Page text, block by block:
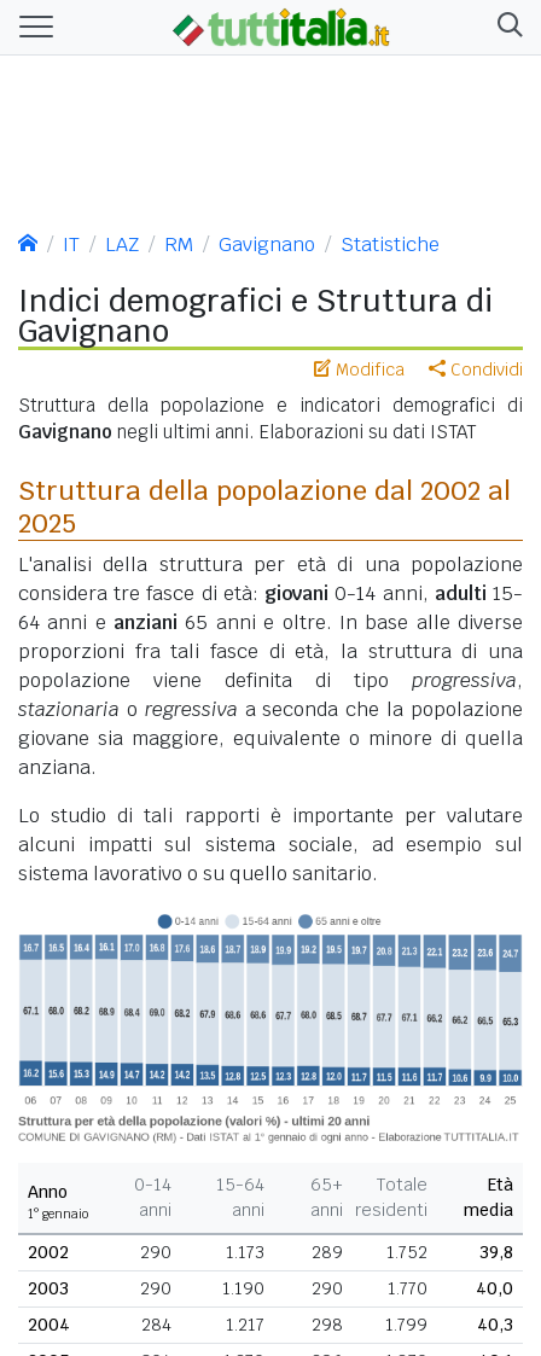
IT LAZ RM Gavignano Statistiche
Indici demografici e Struttura di
Gavignano
Modifica Condividi
Struttura della popolazione e indicatori demografici di
Gavignano negli ultimi anni. Elaborazioni su dati ISTAT
Struttura della popolazione dal 2002 al
2025
L'analisi della struttura per età di una popolazione
considera tre fasce di età: giovani 0-14 anni, adulti 15-
64 anni e anziani 65 anni e oltre. In base alle diverse
proporzioni fra tali fasce di età, la struttura di una
popolazione viene definita di tipo progressiva,
stazionaria o regressiva a seconda che la popolazione
giovane sia maggiore, equivalente o minore di quella
anziana.
Lo studio di tali rapporti è importante per valutare
alcuni impatti sul sistema sociale, ad esempio sul
sistema lavorativo o su quello sanitario.
Anno
1° gennaio
0-14
anni
15-64
anni
65+
anni
Totale
residenti
Età
media
2002
290 1.173 289 1.752
39,8
2003
290 1.190 290 1.770
40,0
2004
284 1.217 298 1.799
40,3